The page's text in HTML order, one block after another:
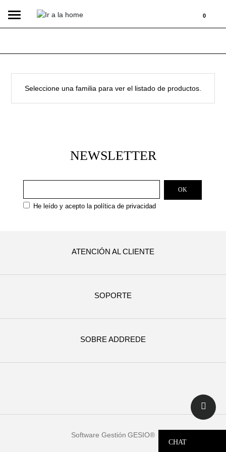
0
Toggle
Seleccione una familia para ver el listado de productos.
CHAT
NEWSLETTER
He leído y acepto lapolítica de privacidad
ATENCIÓN AL CLIENTE
SOPORTE
SOBRE ADDREDE
Software Gestión GESIO®